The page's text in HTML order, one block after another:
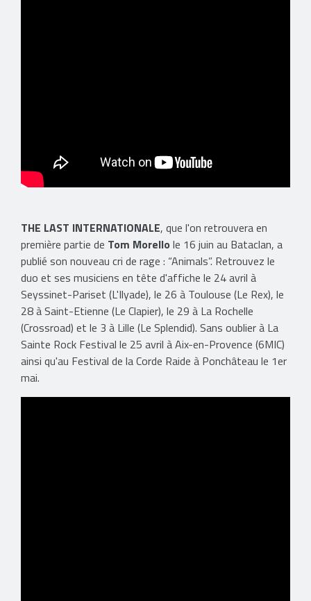
THE LAST INTERNATIONALE, que l'on retrouvera en
première partie de Tom Morello le 16 juin au Bataclan, a
publié son nouveau cri de rage : “Animals”. Retrouvez le
duo et ses musiciens en tête d'affiche le 24 avril à
Seyssinet-Pariset (L'Ilyade), le 26 à Toulouse (Le Rex), le
28 à Saint-Etienne (Le Clapier), le 29 à La Rochelle
(Crossroad) et le 3 à Lille (Le Splendid). Sans oublier à La
Sainte Rock Festival le 25 avril à Aix-en-Provence (6MIC)
ainsi qu'au Festival de la Corde Raide à Ponchâteau le 1er
mai.